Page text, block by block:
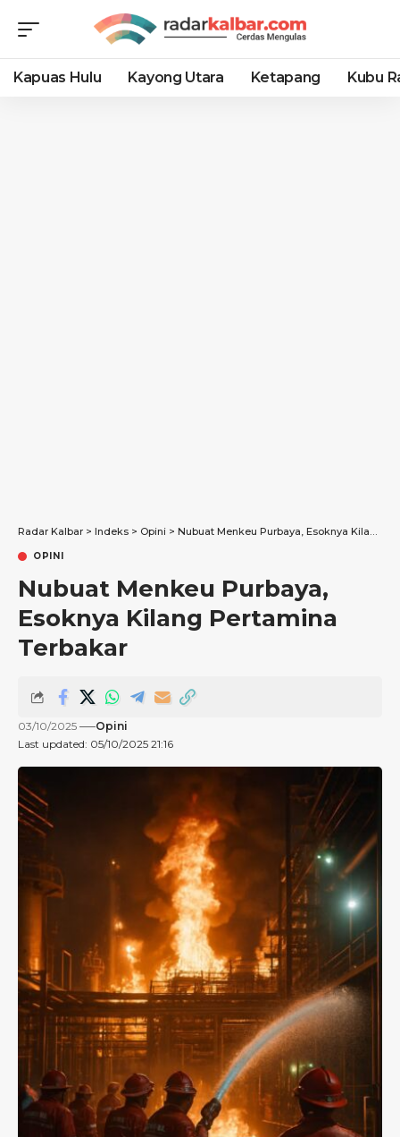
Kapuas Hulu Kayong Utara Ketapang Kubu
Radar Kalbar > Indeks > Opini > Nubuat Menkeu Purbaya, Esoknya Kilang Pertamina Terbakar
OPINI
Nubuat Menkeu Purbaya,
Esoknya Kilang Pertamina
Terbakar
Last updated: 05/10/2025 21:16
03/10/2025 Opini